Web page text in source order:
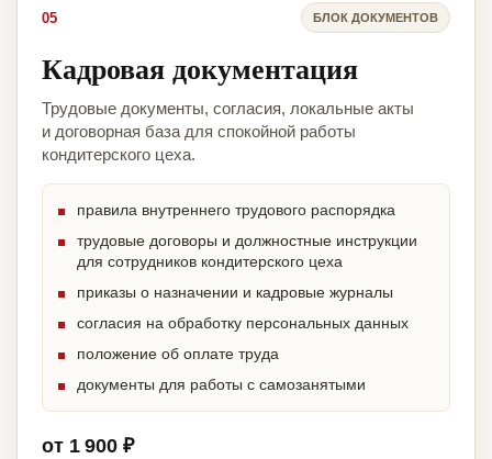
05 БЛОК ДОКУМЕНТОВ
Кадровая документация
Трудовые документы, согласия, локальные акты
и договорная база для спокойной работы
кондитерского цеха.
правила внутреннего трудового распорядка
трудовые договоры и должностные инструкции
для сотрудников кондитерского цеха
приказы о назначении и кадровые журналы
согласия на обработку персональных данных
положение об оплате труда
документы для работы с самозанятыми
от 1 900 ₽